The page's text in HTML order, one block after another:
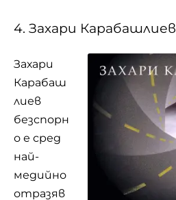
4. Захари Карабашлиев
Захари
Карабаш
лиев
безспорн
о е сред
най-
медийно
отразяв